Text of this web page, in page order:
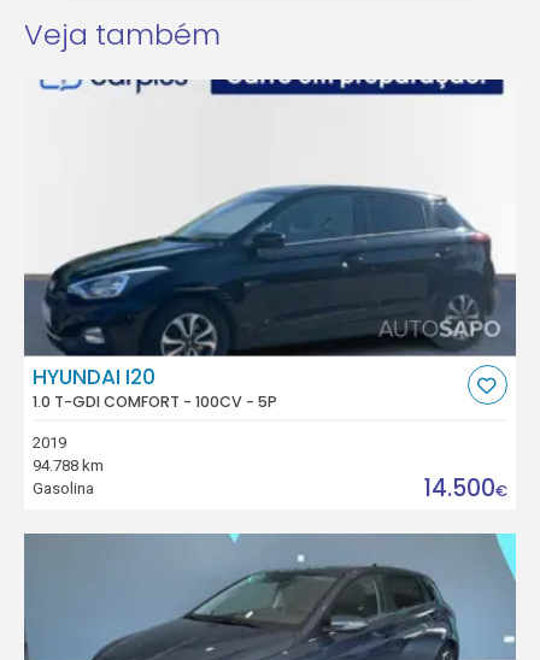
Veja também
HYUNDAI I20
1.0 T-GDI COMFORT - 100CV - 5P
2019
94.788 km
Gasolina
14.500€